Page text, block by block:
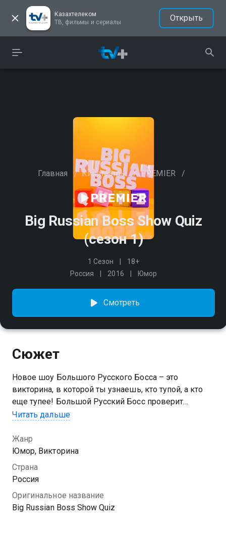
Казахтелеком
ТВ, фильмы и сериалы
Открыть
Главная / Кинотеатры / PREMIER /
Big Russian Boss Show Quiz
(сезон 1)
1 Сезон
18+
Россия
2016 Юмор
Смотреть
Сюжет
Новое шоу Большого Русского Босса – это
викторина, в которой ты узнаешь, кто тупой, а кто
еще тупее! Большой Русский Босс проверит
интеллект у темной стороны русского рэпа, у
отечественного юмора и не только. Будет много
черного юмора, образовательной информации и
очень тонких шуток.
Boss Show Quiz вы можете совершенно бесплатно в
хорошем HD качестве на Казахтелеком
Читать дальше
Жанр
Юмор, Викторина
Страна
Россия
Оригинальное название
Big Russian Boss Show Quiz